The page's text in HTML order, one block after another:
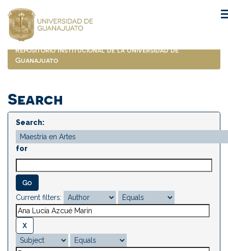
navigation
Repositorio Institucional de la Universidad de
Guanajuato
Search
Search:
for
Current filters: